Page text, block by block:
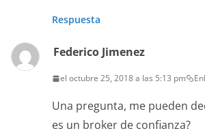
Respuesta
Federico Jimenez
el octubre 25, 2018 a las 5:13 pm
Una pregunta, me pueden
es un broker de confianza?